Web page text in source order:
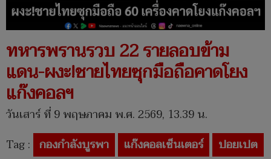
ทหารพรานรวบ 22 รายลอบข้าม
แดน-ผงะ!ชายไทยซุกมือถือคาดโยง
แก๊งคอลฯ
วันเสาร์ ที่ 9 พฤษภาคม พ.ศ. 2569, 13.39 น.
Tag : กองกำลังบูรพา แก๊งคอลเซ็นเตอร์
ปอยเปต